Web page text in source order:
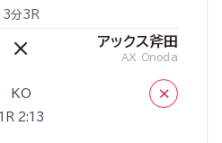
3分3R
× アックス斧田
AX Onoda
KO ×
1R 2:13